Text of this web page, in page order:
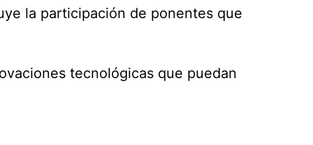
la participación de ponentes que
tecnológicas que puedan